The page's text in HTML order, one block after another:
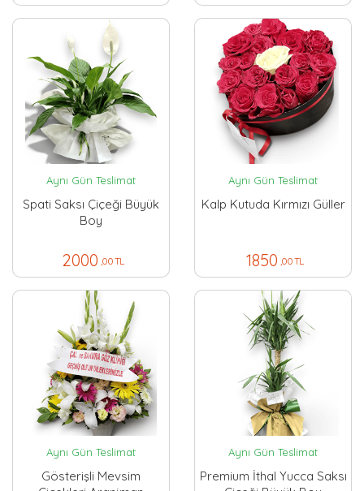
Aynı Gün Teslimat
Spati Saksı Çiçeği Büyük
Boy
2000 ,00 TL
Aynı Gün Teslimat
Kalp Kutuda Kırmızı Güller
1850 ,00 TL
Aynı Gün Teslimat
Gösterişli Mevsim
Aynı Gün Teslimat
Premium İthal Yucca Saksı